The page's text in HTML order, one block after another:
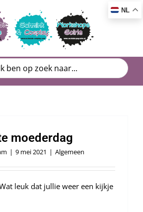
moederdag
| 9 mei 2021 | Algemeen
leuk dat jullie weer een kijkje
NL